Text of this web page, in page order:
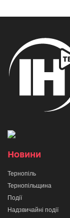
Новини
Тернопіль
Тернопільщина
Події
Надзвичайні події